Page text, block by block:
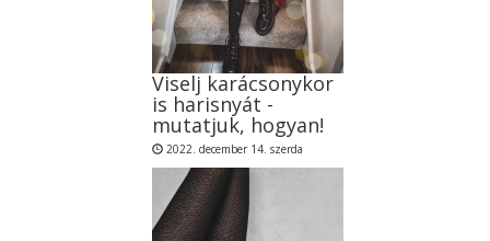
Viselj karácsonykor
is harisnyát -
mutatjuk, hogyan!
2022. december 14. szerda